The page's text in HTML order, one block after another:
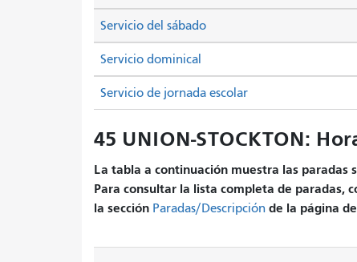
Servicio del sábado
Servicio dominical
Servicio de jornada escolar
45 UNION-STOCKTON:
La tabla a continuación muestra las paradas
Para consultar la lista completa de paradas,
la sección Paradas/Descripción de la página